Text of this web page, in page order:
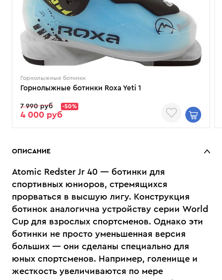
Горнолыжные ботинки
Горнолыжные ботинки Roxa Yeti 1
7 990 руб -50%
4 000 руб
ОПИСАНИЕ
Atomic Redster Jr 40 — ботинки для
спортивных юниоров, стремящихся
прорваться в высшую лигу. Конструкция
ботинок аналогична устройству серии World
Cup для взрослых спортсменов. Однако эти
ботинки не просто уменьшенная версия
больших — они сделаны специально для
юных спортсменов. Например, голенище и
жесткость увеличиваются по мере